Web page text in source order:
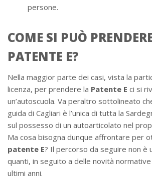
persone.
COME SI PUÒ
PATENTE E?
Nella maggior parte dei casi, vista la
licenza, per prendere la Patente E ci si
un’autoscuola. Va peraltro sottolineato
guida di Cagliari è l’unica di tutta la
sul possesso di un autoarticolato nel
Ma cosa bisogna dunque affrontare per
patente E? Il percorso da seguire non è
quanti, in seguito a delle novità
ultimi anni.